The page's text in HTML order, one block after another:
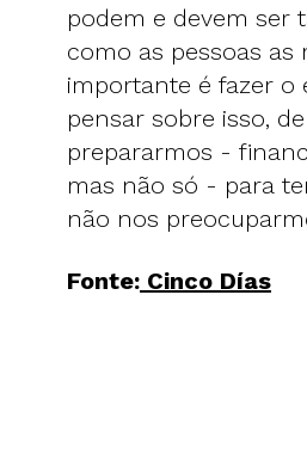
podem e devem ser
como as pessoas as
importante é fazer o
pensar sobre isso,
prepararmos -
mas não só - para
não nos
Fonte: Cinco Días